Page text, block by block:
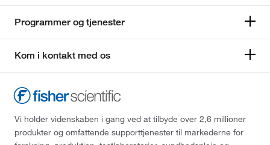
Programmer og tjenester
Kom i kontakt med os
Vi holder videnskaben i gang ved at tilbyde over 2,6 millioner
produkter og omfattende supporttjenester til markederne for